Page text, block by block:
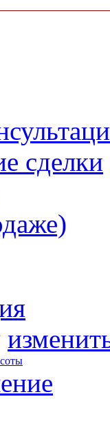
сделки